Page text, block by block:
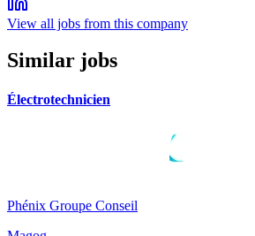
View all jobs from this company
Similar jobs
Électrotechnicien
Phénix Groupe Conseil